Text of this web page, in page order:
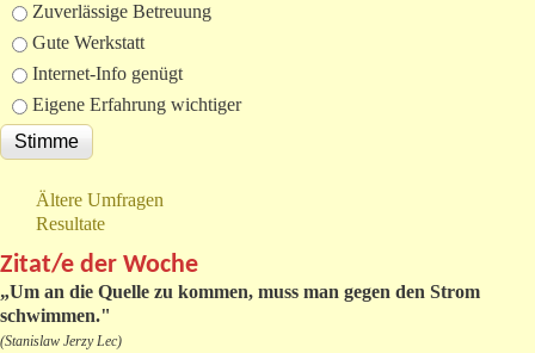
Zuverlässige Betreuung
Gute Werkstatt
Internet-Info genügt
Eigene Erfahrung wichtiger
Ältere Umfragen
Resultate
Zitat/e der Woche
„Um an die Quelle zu kommen, muss man gegen den Strom
schwimmen."
(Stanislaw Jerzy Lec)